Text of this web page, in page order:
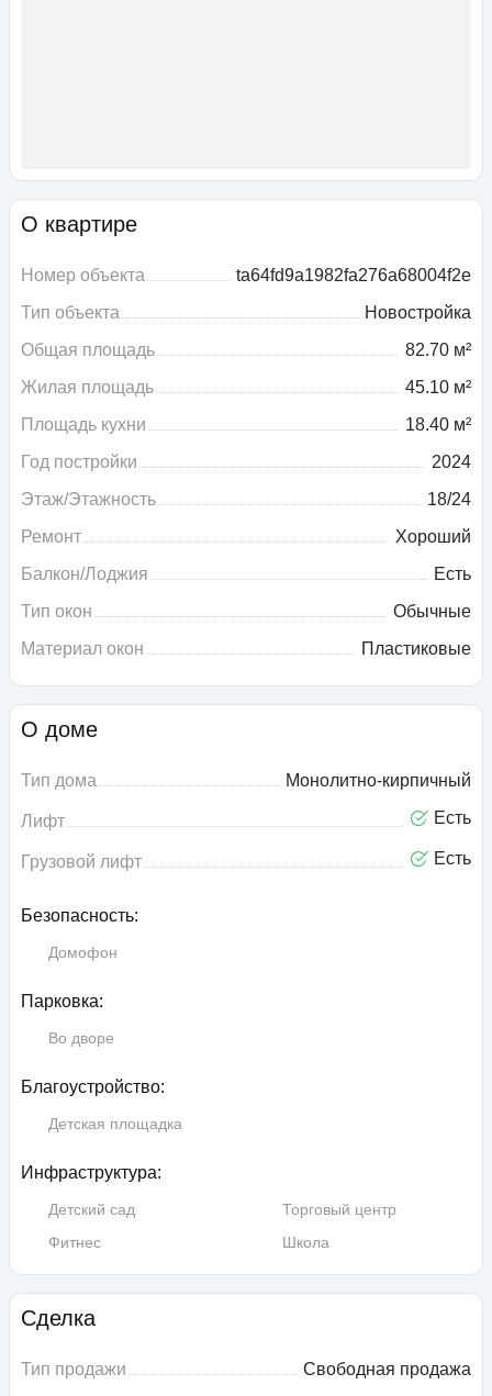
О квартире
Номер объекта
ta64fd9a1982fa276a68004f2e
Тип объекта
Новостройка
Общая площадь
82.70 м²
Жилая площадь
45.10 м²
Площадь кухни
18.40 м²
Год постройки
2024
Этаж/Этажность
18/24
Ремонт
Хороший
Балкон/Лоджия
Есть
Тип окон
Обычные
Материал окон
Пластиковые
О доме
Тип дома Монолитно-кирпичный
Лифт Есть
Грузовой лифт Есть
Безопасность:
Домофон
Парковка:
Во дворе
Благоустройство:
Детская площадка
Инфраструктура:
Детский сад
Торговый центр
Фитнес
Школа
Сделка
Тип продажи
Свободная продажа